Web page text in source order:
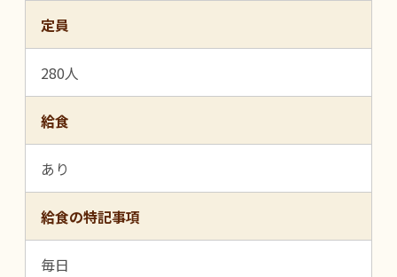
定員
280人
給食
あり
給食の特記事項
毎日